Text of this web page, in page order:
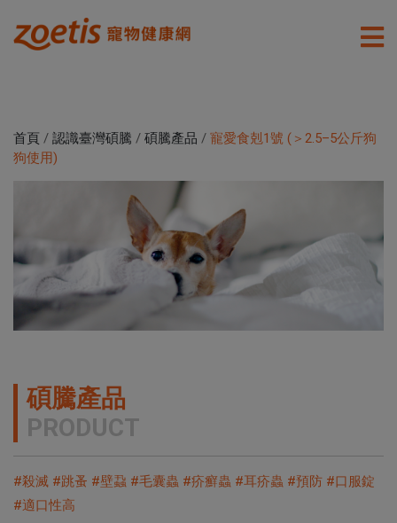
首頁 / 認識臺灣碩騰 / 碩騰產品 / 寵愛食剋1號 (＞2.5–5公斤狗
狗使用)
碩騰產品
PRODUCT
#殺滅 #跳蚤 #壁蝨 #毛囊蟲 #疥癬蟲 #耳疥蟲 #預防 #口服錠
#適口性高